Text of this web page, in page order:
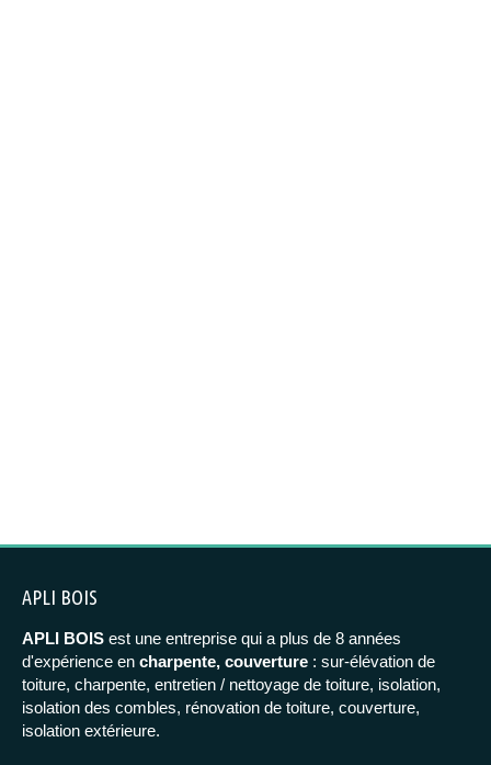
APLI BOIS
APLI BOIS est une entreprise qui a plus de 8 années
d'expérience en charpente, couverture : sur-élévation de
toiture, charpente, entretien / nettoyage de toiture, isolation,
isolation des combles, rénovation de toiture, couverture,
isolation extérieure.